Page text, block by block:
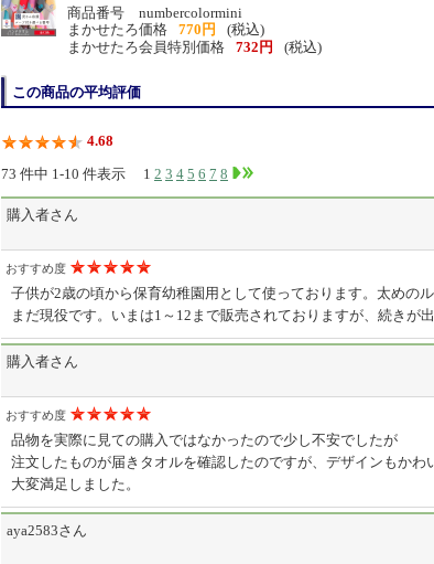
商品番号 numbercolormini
まかせたろ価格
770円
(税込)
まかせたろ会員特別価格
732円 (税込)
この商品の平均評価
4.68
73 件中 1-10 件表示
1 2 3 4 5 6 7 8
購入者さん
おすすめ度
子供が2歳の頃から保育幼稚園用として使っております。太めの
まだ現役です。いまは1～12まで販売されておりますが、続きが
購入者さん
おすすめ度
品物を実際に見ての購入ではなかったので少し不安でしたが
注文したものが届きタオルを確認したのですが、デザインもかわ
大変満足しました。
aya2583さん